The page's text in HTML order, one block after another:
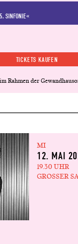
SINFONIE«
TICKETS KAUFEN
Rahmen der
MI
12. MAI
19.30 UHR
GROSSER